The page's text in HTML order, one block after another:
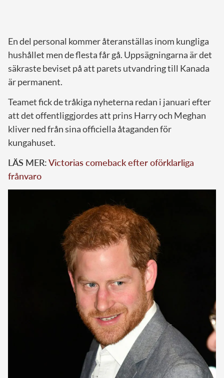
En del personal kommer återanställas inom kungliga
hushållet men de flesta får gå. Uppsägningarna är det
säkraste beviset på att parets utvandring till Kanada
är permanent.
Teamet fick de tråkiga nyheterna redan i januari efter
att det offentliggjordes att prins Harry och Meghan
kliver ned från sina officiella åtaganden för
kungahuset.
LÄS MER:Victorias comeback efter oförklarliga
frånvaro